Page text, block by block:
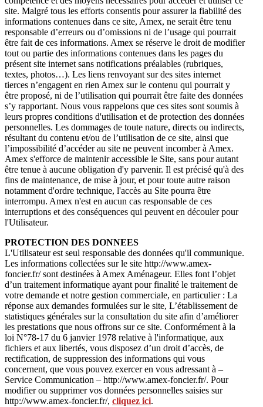
site. Malgré tous les efforts consentis pour assurer la fiabilité des
informations contenues dans ce site, Amex, ne serait être tenu
responsable d’erreurs ou d’omissions ni de l’usage qui pourrait
être fait de ces informations. Amex se réserve le droit de modifier
tout ou partie des informations contenues dans les pages du
présent site internet sans notifications préalables (rubriques,
textes, photos…). Les liens renvoyant sur des sites internet
tierces n’engagent en rien Amex sur le contenu qui pourrait y
être proposé, ni de l’utilisation qui pourrait être faite des données
s’y rapportant. Nous vous rappelons que ces sites sont soumis à
leurs propres conditions d'utilisation et de protection des données
personnelles. Les dommages de toute nature, directs ou indirects,
résultant du contenu et/ou de l’utilisation de ce site, ainsi que
l’impossibilité d’accéder au site ne peuvent incomber à Amex.
Amex s'efforce de maintenir accessible le Site, sans pour autant
être tenue à aucune obligation d'y parvenir. Il est précisé qu'à des
fins de maintenance, de mise à jour, et pour toute autre raison
notamment d'ordre technique, l'accès au Site pourra être
interrompu. Amex n'est en aucun cas responsable de ces
interruptions et des conséquences qui peuvent en découler pour
l'Utilisateur.
PROTECTION DES DONNEES
L'Utilisateur est seul responsable des données qu'il communique.
Les informations collectées sur le site http://www.amex-
foncier.fr/ sont destinées à Amex Aménageur. Elles font l’objet
d’un traitement informatique ayant pour finalité le traitement de
votre demande et notre gestion commerciale, en particulier : La
réponse aux demandes formulées sur le site, L’établissement de
statistiques générales sur la consultation du site afin d’améliorer
les prestations que nous offrons sur ce site. Conformément à la
loi N°78-17 du 6 janvier 1978 relative à l'informatique, aux
fichiers et aux libertés, vous disposez d’un droit d’accès, de
rectification, de suppression des informations qui vous
concernent, que vous pouvez exercer en vous adressant à –
Service Communication – http://www.amex-foncier.fr/. Pour
modifier ou supprimer vos données personnelles saisies sur
http://www.amex-foncier.fr/, cliquez ici.